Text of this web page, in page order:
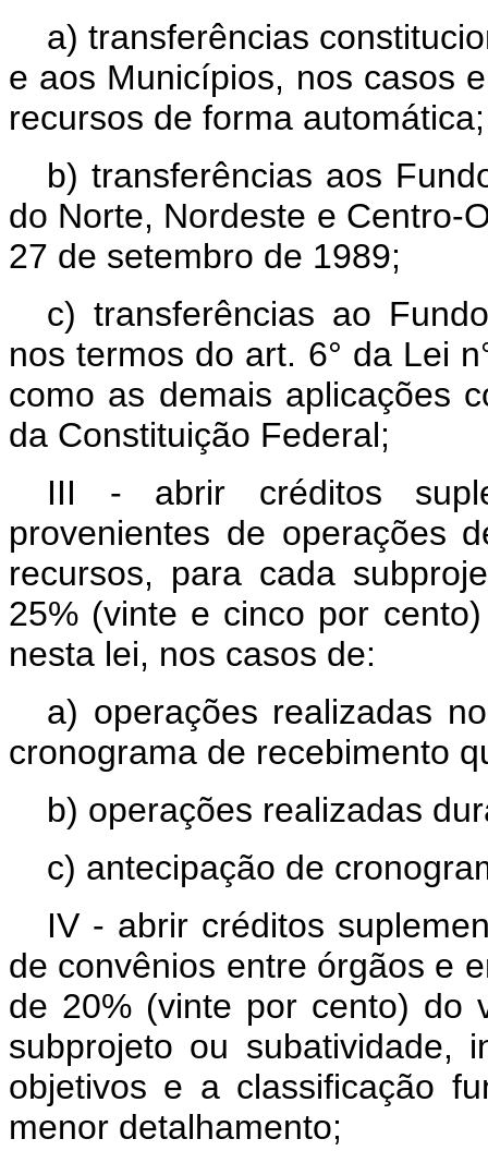
a) transferências
e aos Municípios, nos casos
recursos de forma automática;
b) transferências aos
do Norte, Nordeste e Centro-
27 de setembro de 1989;
c) transferências ao
nos termos do art. 6° da Lei
como as demais aplicações
da Constituição Federal;
III - abrir créditos
provenientes de operações
recursos, para cada
25% (vinte e cinco por
nesta lei, nos casos de:
a) operações realizadas
cronograma de recebimento
b) operações realizadas
c) antecipação de
IV - abrir créditos
de convênios entre órgãos e
de 20% (vinte por cento) do
subprojeto ou subatividade,
objetivos e a classificação
menor detalhamento;